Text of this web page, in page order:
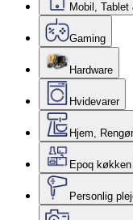
Mobil,
Gaming
Hardware
Hvidevarer
Hjem,
Epoq
Personlig